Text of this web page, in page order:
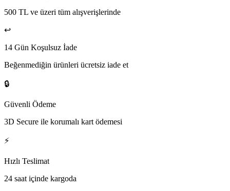
500 TL ve üzeri tüm alışverişlerinde
↩️
14 Gün Koşulsuz İade
Beğenmediğin ürünleri ücretsiz iade et
🔒
Güvenli Ödeme
3D Secure ile korumalı kart ödemesi
⚡
Hızlı Teslimat
24 saat içinde kargoda